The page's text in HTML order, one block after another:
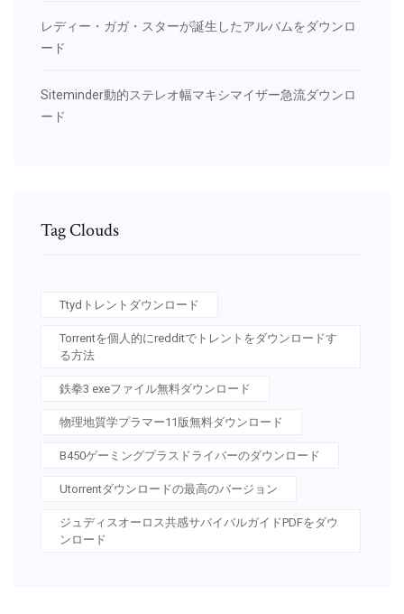
レディー・ガガ・スターが誕生したアルバムをダウンロ
ード
Siteminder動的ステレオ幅マキシマイザー急流ダウンロ
ード
Tag Clouds
Ttydトレントダウンロード
Torrentを個人的にredditでトレントをダウンロードす
る方法
鉄拳3 exeファイル無料ダウンロード
物理地質学プラマー11版無料ダウンロード
B450ゲーミングプラスドライバーのダウンロード
Utorrentダウンロードの最高のバージョン
ジュディスオーロス共感サバイバルガイドPDFをダウ
ンロード